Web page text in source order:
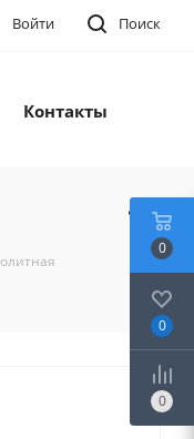
Поиск
Войти
Контакты
0
0
0